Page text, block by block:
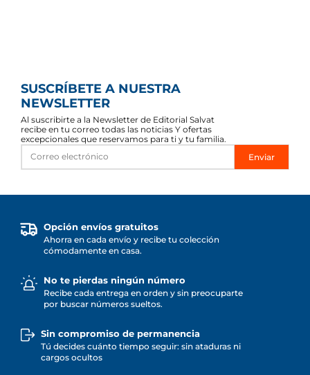
SUSCRÍBETE A NUESTRA
NEWSLETTER
Al suscribirte a la Newsletter de Editorial Salvat
recibe en tu correo todas las noticias Y ofertas
excepcionales que reservamos para ti y tu familia.
Enviar
Opción envíos gratuitos
Ahorra en cada envío y recibe tu colección
cómodamente en casa.
No te pierdas ningún número
Recibe cada entrega en orden y sin preocuparte
por buscar números sueltos.
Sin compromiso de permanencia
Tú decides cuánto tiempo seguir: sin ataduras ni
cargos ocultos